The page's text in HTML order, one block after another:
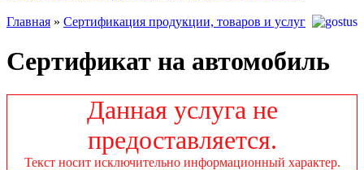
Главная » Сертификация продукции, товаров и услуг
Сертификат на автомобиль
Данная услуга не
предоставляется.
Текст носит исключительно информационный характер.